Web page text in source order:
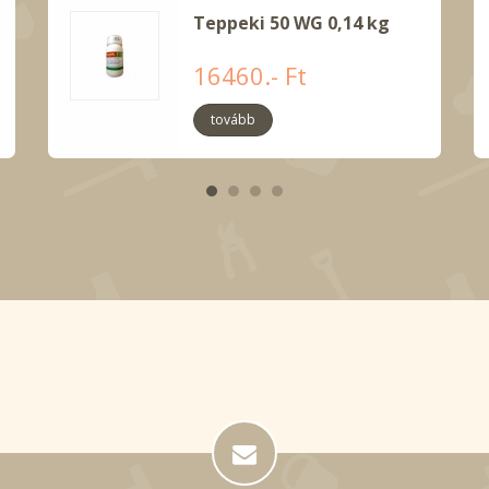
Teppeki 50 WG 0,14 kg
16460.- Ft
tovább